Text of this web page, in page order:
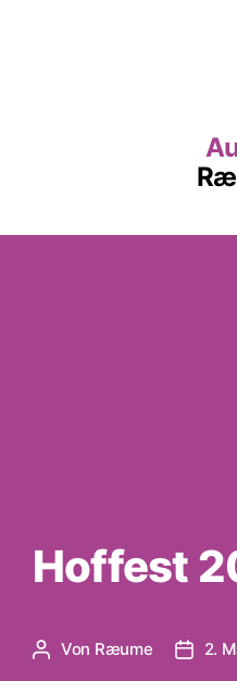
Hoffest
Beitragsautor
Von Ræume 2.